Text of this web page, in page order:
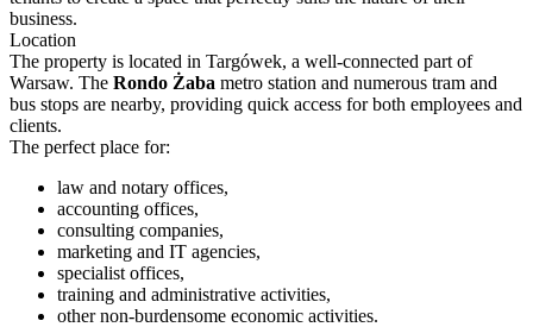
business.
Location
The property is located in Targówek, a well-connected part of
Warsaw. The Rondo Żaba metro station and numerous tram and
bus stops are nearby, providing quick access for both employees and
clients.
The perfect place for:
law and notary offices,
accounting offices,
consulting companies,
marketing and IT agencies,
specialist offices,
training and administrative activities,
other non-burdensome economic activities.